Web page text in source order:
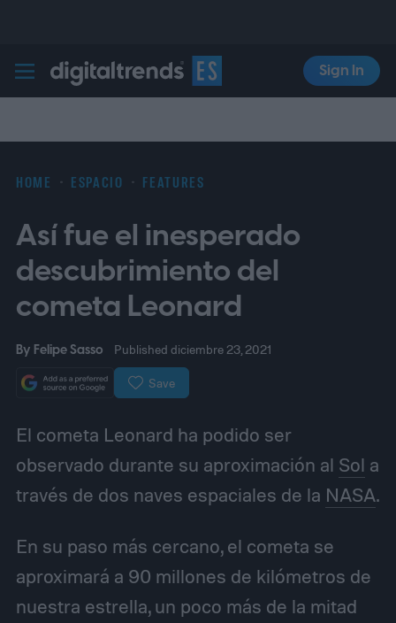
Digital Trends Español
Sign In
HOME ESPACIO FEATURES
Así fue el inesperado
descubrimiento del
cometa Leonard
By Felipe Sasso Published diciembre 23, 2021
Save
El cometa Leonard ha podido ser
observado durante su aproximación al Sol a
través de dos naves espaciales de la NASA.
En su paso más cercano, el cometa se
aproximará a 90 millones de kilómetros de
nuestra estrella, un poco más de la mitad